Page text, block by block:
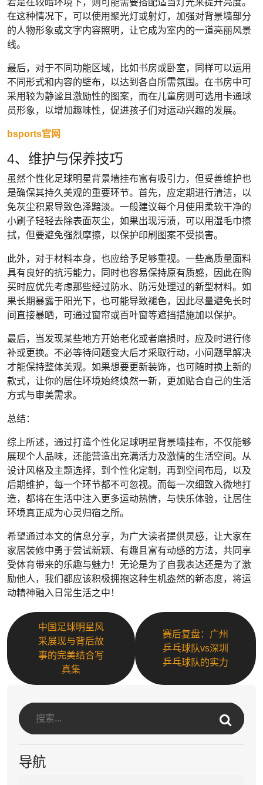
若是在较暗环境下，则可能需要搭配适当灯光来提升亮度。
在这种情况下，可以使用聚光灯或射灯，加强对背景墙部分
的人物形象或文字内容照明，让它成为室内的一道亮丽风景
线。
最后，对于不同功能区域，比如书房或卧室，同样可以运用
不同形式和内容的壁布，以达到各自所需氛围。在书房中可
采用较为静谧且激励性的图案，而在儿童房则可选用卡通球
员形象，以增加趣味性，促进孩子们对运动兴趣的发展。
bsports官网
4、维护与保养技巧
虽然个性化足球明星背景墙挂布富有吸引力，但妥善维护也
是确保其持久美观的重要环节。首先，应定期进行清洁，以
免灰尘积累导致色泽黯淡。一般建议每个月使用柔软干净的
小刷子轻轻去除表面灰尘，如果出现污渍，可以用湿毛巾擦
拭，但要避免强烈摩擦，以保护印刷图案不受损害。
此外，对于材料本身，也应给予足够重视。一些高质量面料
具有良好的抗污能力，同时也容易保持原有质感，因此在购
买时应优先考虑那些经过防水、防污处理过的新型材料。如
果长期暴露于阳光下，也可能导致褪色，因此尽量避免长时
间直接暴晒，可通过窗帘或百叶窗等遮挡措施加以保护。
最后，当发现某些地方开始老化或者磨损时，应及时进行修
补或更换。不必等待问题变大后才采取行动，小问题早解决
才能保持整体美观。如果想要更新装饰，也可随时换上新的
款式，让你的居住环境始终焕然一新，更加贴合自己的生活
方式与审美需求。
总结：
综上所述，通过打造个性化足球明星背景墙挂布，不仅能够
展现个人品味，还能营造出充满活力及激情的生活空间。从
设计风格及主题选择，到个性化定制，再到空间布局，以及
后期维护，每一个环节都不可忽视。而每一次细致入微地打
造，都将在生活中注入更多运动热情，与快乐体验，让居住
环境真正成为心灵归宿之所。
希望通过本文的信息分享，为广大读者提供灵感，让大家在
家居装修中勇于尝试新颖、有趣且富有动感的方法，共同享
受体育带来的乐趣与魅力！无论是为了自我表达还是为了激
励他人，我们都应该积极拥抱这种生机盎然的新态度，将运
动精神融入日常生活之中！
中国足球明星风
采展现与背后故
事的完美结合写
真集
赛后复盘：广州
乒乓球队vs深圳
乒乓球队的实力
导航